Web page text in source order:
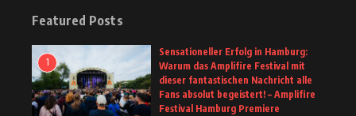
Featured Posts
1
Sensationeller Erfolg in Hamburg:
Warum das Amplifire Festival mit
dieser fantastischen Nachricht alle
Fans absolut begeistert! – Amplifire
Festival Hamburg Premiere